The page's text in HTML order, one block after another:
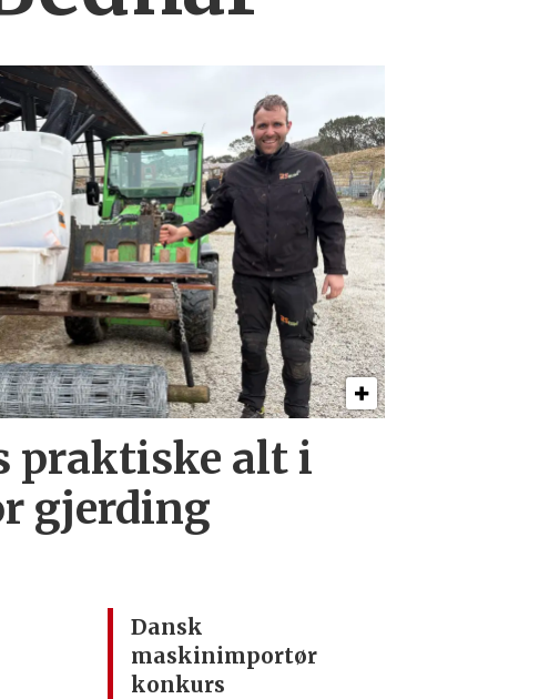
praktiske alt i
gjerding
Dansk
maskinimportør
konkurs